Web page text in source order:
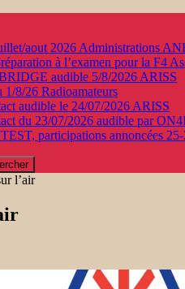
aout 2026 Administrations
à l’examen pour la F4
audible 5/8/2026 ARISS
1/8/26 Radioamateurs
audible le 24/07/2026 ARISS
du 23/07/2026 audible par
participations annoncées
l’air